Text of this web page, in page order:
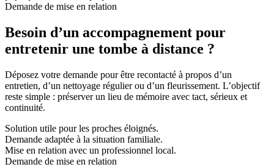
Demande de mise en relation
Besoin d’un accompagnement pour
entretenir une tombe à distance ?
Déposez votre demande pour être recontacté à propos d’un
entretien, d’un nettoyage régulier ou d’un fleurissement. L’objectif
reste simple : préserver un lieu de mémoire avec tact, sérieux et
continuité.
Solution utile pour les proches éloignés.
Demande adaptée à la situation familiale.
Mise en relation avec un professionnel local.
Demande de mise en relation